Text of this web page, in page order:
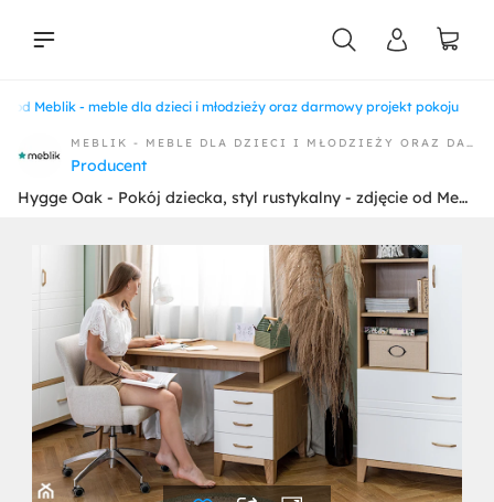
od Meblik - meble dla dzieci i młodzieży oraz darmowy projekt pokoju
Producent
Hygge Oak - Pokój dziecka, styl rustykalny - zdjęcie od Meblik - meble dla dzieci i młodzieży oraz darmowy projekt pokoju